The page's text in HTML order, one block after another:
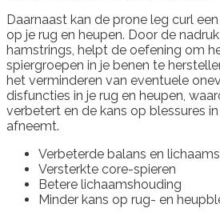
Daarnaast kan de prone leg curl
op je rug en heupen. Door de
hamstrings, helpt de oefening om
spiergroepen in je benen te
het verminderen van eventuele
disfuncties in je rug en heupen,
verbetert en de kans op blessures
afneemt.
Verbeterde balans en
Versterkte core-spieren
Betere lichaamshouding
Minder kans op rug- en